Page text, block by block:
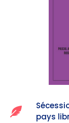
pays